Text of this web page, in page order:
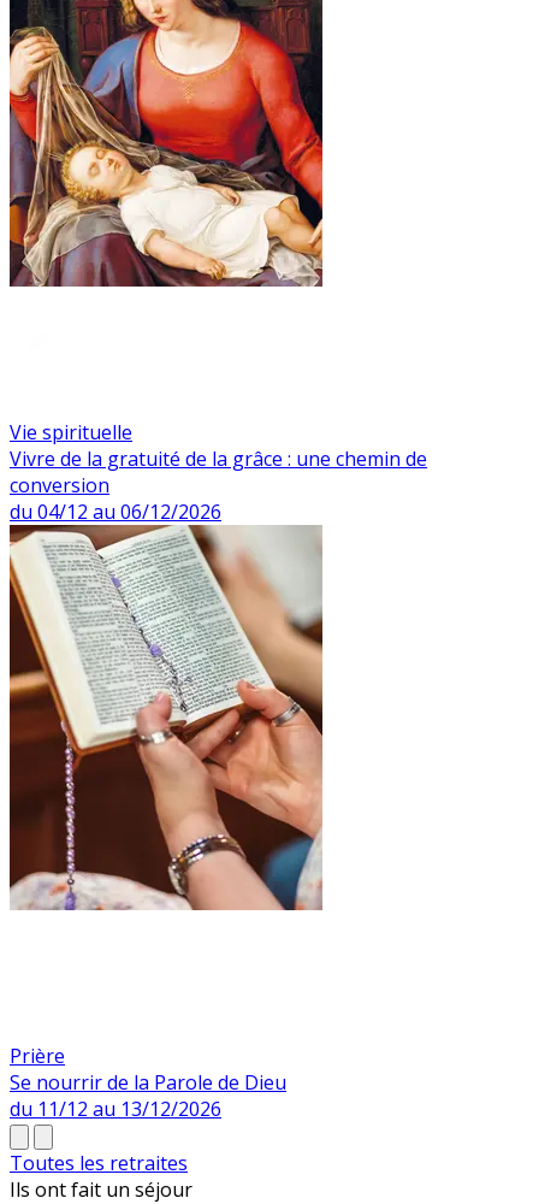
Vie spirituelle
Vivre de la gratuité de la grâce : une chemin de
conversion
du 04/12 au 06/12/2026
Prière
Se nourrir de la Parole de Dieu
du 11/12 au 13/12/2026
Toutes les retraites
Ils ont fait un séjour